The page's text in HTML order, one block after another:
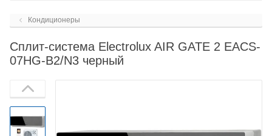
Кондиционеры
Сплит-система Electrolux AIR GATE 2 EACS-
07HG-В2/N3 черный